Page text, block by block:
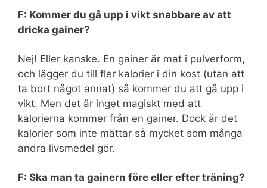
F: Kommer du gå upp i vikt snabbare av att
dricka gainer?
Nej! Eller kanske. En gainer är mat i pulverform,
och lägger du till fler kalorier i din kost (utan att
ta bort något annat) så kommer du att gå upp i
vikt. Men det är inget magiskt med att
kalorierna kommer från en gainer. Dock är det
kalorier som inte mättar så mycket som många
andra livsmedel gör.
F: Ska man ta gainern före eller efter träning?